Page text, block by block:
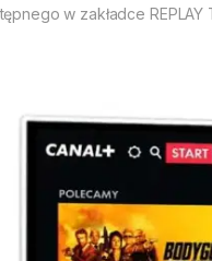
w zakładce